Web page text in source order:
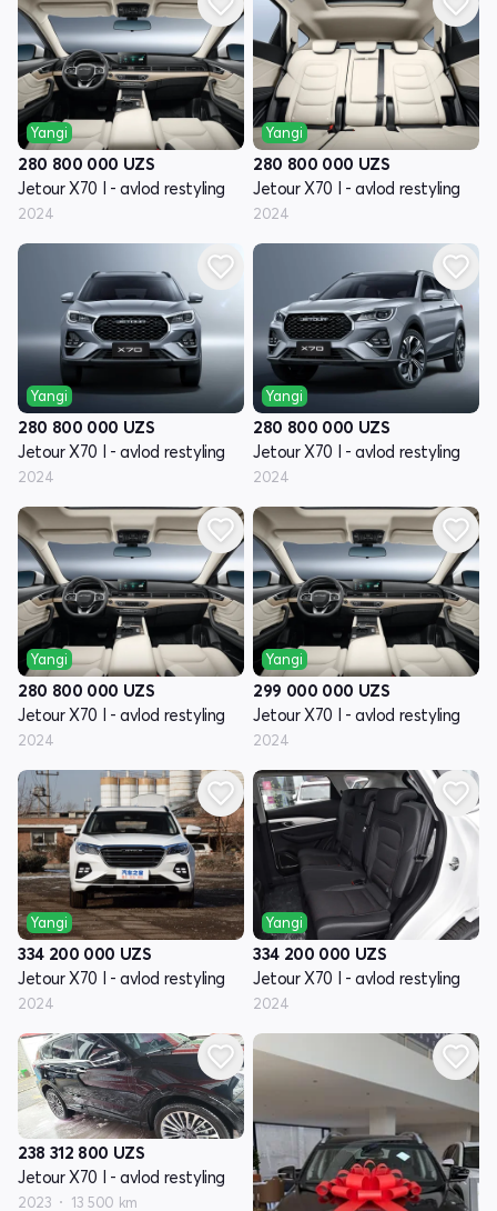
Yangi
280 800 000 UZS
Jetour X70 I - avlod restyling
2024
Yangi
280 800 000 UZS
Jetour X70 I - avlod restyling
2024
Yangi
280 800 000 UZS
Jetour X70 I - avlod restyling
2024
Yangi
280 800 000 UZS
Jetour X70 I - avlod restyling
2024
Yangi
280 800 000 UZS
Jetour X70 I - avlod restyling
2024
Yangi
299 000 000 UZS
Jetour X70 I - avlod restyling
2024
Yangi
334 200 000 UZS
Jetour X70 I - avlod restyling
2024
Yangi
334 200 000 UZS
Jetour X70 I - avlod restyling
2024
238 312 800 UZS
Jetour X70 I - avlod restyling
2023 13 500 km